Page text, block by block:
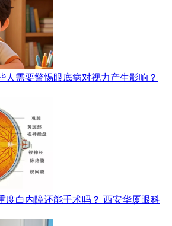
人需要警惕眼底病对视力产生影响？
度白内障还能手术吗？ 西安华厦眼科